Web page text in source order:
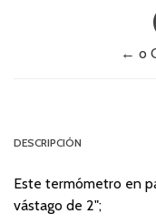
← o
DESCRIPCIÓN
Este termómetro en
vástago de 2";